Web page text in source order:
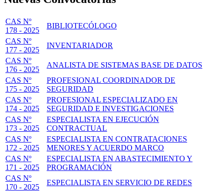
CAS Nº
178 - 2025
BIBLIOTECÓLOGO
CAS Nº
177 - 2025
INVENTARIADOR
CAS Nº
176 - 2025
ANALISTA DE SISTEMAS BASE DE DATOS
CAS Nº
175 - 2025
PROFESIONAL COORDINADOR DE
SEGURIDAD
CAS Nº
174 - 2025
PROFESIONAL ESPECIALIZADO EN
SEGURIDAD E INVESTIGACIONES
CAS Nº
173 - 2025
ESPECIALISTA EN EJECUCIÓN
CONTRACTUAL
CAS Nº
172 - 2025
ESPECIALISTA EN CONTRATACIONES
MENORES Y ACUERDO MARCO
CAS Nº
171 - 2025
ESPECIALISTA EN ABASTECIMIENTO Y
PROGRAMACIÓN
CAS Nº
170 - 2025
ESPECIALISTA EN SERVICIO DE REDES